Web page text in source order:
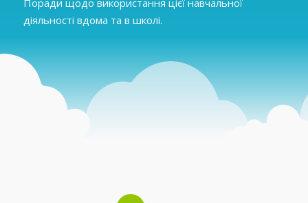
Поради щодо використання цієї навчальної
діяльності вдома та в школі.